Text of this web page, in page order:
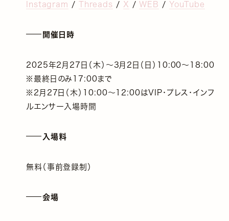
Instagram / Threads / X / WEB / YouTube
開催日時
2025年2月27日（木）〜3月2日（日）10:00〜18:00
※最終日のみ17:00まで
※2月27日（木）10:00〜12:00はVIP・プレス・インフ
ルエンサー入場時間
入場料
無料（事前登録制）
会場